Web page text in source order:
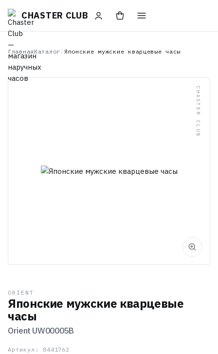
CHASTER CLUB
Главная Каталог /Японские мужские кварцевые часы
CHASTER CLUB
ORIENT
Японские мужские кварцевые
часы
Orient UW00005B
Артикул: 8441762